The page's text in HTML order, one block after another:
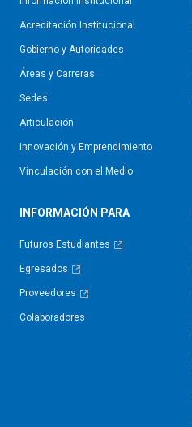
Acreditación Institucional
Gobierno y Autoridades​
Áreas y Carreras
Sedes
Articulación
Innovación y Emprendimiento
Vinculación con el Medio
INFORMACIÓN PARA
Futuros Estudiantes
Egresados
Proveedores
Colaboradores